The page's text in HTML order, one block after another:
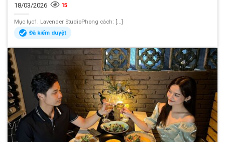
18/03/2026 15
Mục lục1. Lavender StudioPhong cách: [...]
Đã kiểm duyệt